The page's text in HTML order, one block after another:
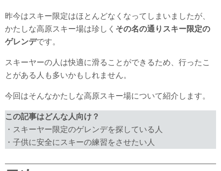
b
o
k
Li
n
昨今はスキー限定はほとんどなくなってしまいましたが、
かたしな高原スキー場は珍しく その名の通りスキー限定の
ゲレンデです。
スキーヤーの人は快適に滑ることができるため、行ったこ
とがある人も多いかもしれません。
今回はそんなかたしな高原スキー場について紹介します。
この記事はどんな人向け？
・スキーヤー限定のゲレンデを探している人
・子供に安全にスキーの練習をさせたい人